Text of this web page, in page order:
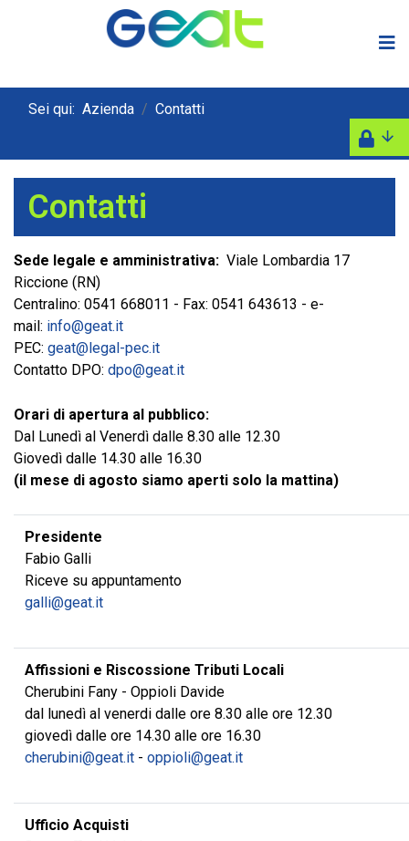
Sei qui: Azienda Contatti
Contatti
Sede legale e amministrativa: Viale Lombardia 17
Riccione (RN)
Centralino: 0541 668011 - Fax: 0541 643613 - e-
mail: info@geat.it
PEC: geat@legal-pec.it
Contatto DPO: dpo@geat.it
Orari di apertura al pubblico:
Dal Lunedì al Venerdì dalle 8.30 alle 12.30
Giovedì dalle 14.30 alle 16.30
(il mese di agosto siamo aperti solo la mattina)
Presidente
Fabio Galli
Riceve su appuntamento
galli@geat.it
Affissioni e Riscossione Tributi Locali
Cherubini Fany - Oppioli Davide
dal lunedì al venerdi dalle ore 8.30 alle ore 12.30
giovedì dalle ore 14.30 alle ore 16.30
cherubini@geat.it - oppioli@geat.it
Ufficio Acquisti